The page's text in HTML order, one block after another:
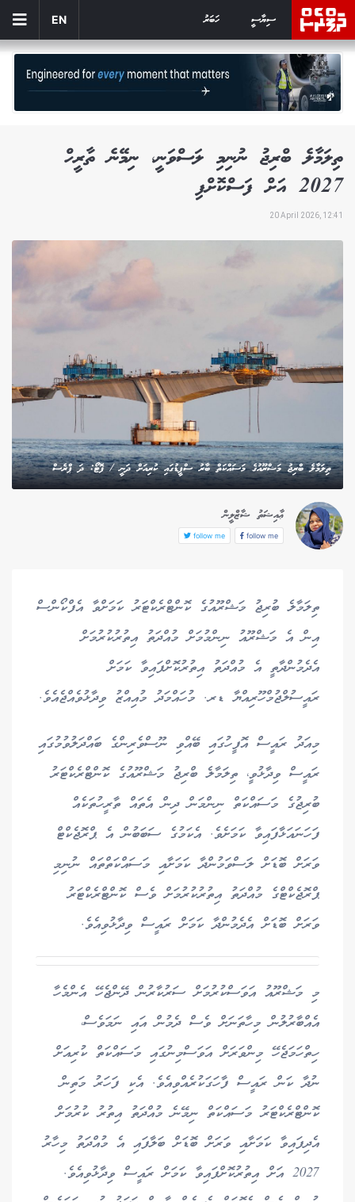
ސިޔާސީ ހަބަރު EN
ތިލަމާލެ ބްރިޖު ނުނިމި ލަސްވަނީ، ނިމޭނެ ތާރީހް
2027 އަށް ފަސްކޮށްފި
20 April 2026, 12:41
ތިލަމާލެ ބްރިޖު މަޝްރޫއުގެ މަސައްކަތް ބާރު ސްޕީޑުގައި ކުރިއަށް ދަނީ / ފޮޓޯ: ދަ ޕްރެސް
ޢާއިޝަތު ޝާޒްލީން
follow me
follow me
ތިލަމާލެ ބުރިޖު މަޝްރޫއުގެ ކޮންޓްރެކްޓަރު ކަމަށްވާ އެފްކޯންސް
އިން އެ މަޝްރޫއު ނިންމުމަށް މުއްދަތު އިތުރުކުރުމަށް
އެދެމުންދާތީ އެ މުއްދަތު އިތުރުކޮށްފައިވާ ކަމަށް
ރައީސުލްޖުމްހޫރިއްޔާ ޑރ. މުހައްމަދު މުއިއްޒު ވިދާޅުވެއްޖެއެވެ.
މިއަދު ރައީސް އޮފީހުގައި ބޭއްވި ނޫސްވެރިންގެ ބައްދަލުވުމުގައި
ރައީސް ވިދާޅުވީ، ތިލަމާލެ ބްރިޖު މަޝްރޫއުގެ ކޮންޓްރެކްޓަރު
ބުރިޖުގެ މަސައްކަތް ނިންމަން ދިން އެތައް ތާރީހުތަކެއް
ފަހަނައަޅާފައިވާ ކަމަށެވެ. އެކަމުގެ ސަބަބުން އެ ޕްރޮޖެކްޓް
ވަރަށް ބޮޑަށް ލަސްވަމުންދާ ކަމަށާއި މަސައްކަތްތައް ނުނިމި
ޕްރޮޖެކްޓްގެ މުއްދަތު އިތުރުކުރުމަށް ވެސް ކޮންޓްރެކްޓަރު
ވަރަށް ބޮޑަށް އެދެމުންދާ ކަމަށް ރައީސް ވިދާޅުވިއެވެ.
މި މަޝްރޫއު އަވަސްކުރުމަށް ސަރުކާރުން ދޭންޖެހޭ އެންމެހާ
އެއްބާރުލުން މިހާތަނަށް ވެސް ދެމުން އައި ނަމަވެސް،
ހިތްހަމަޖެހޭ މިންވަރަށް އަވަސްމިނުގައި މަސައްކަތް ކުރިއަށް
ނުދާ ކަން ރައީސް ފާހަގަކުރެއްވިއެވެ. އެކި ފަހަރު މަތިން
ކޮންޓްރެކްޓަރު މަސައްކަތް ނިމޭނެ މުއްދަތު އިތުރު ކުރުމަށް
އެދިފައިވާ ކަމަށާއި ވަރަށް ބޮޑަށް ބަލާފައި އެ މުއްދަތު މިހާރު
2027 އަށް އިތުރުކޮށްފައިވާ ކަމަށް ރައީސް ވިދާޅުވިއެވެ.